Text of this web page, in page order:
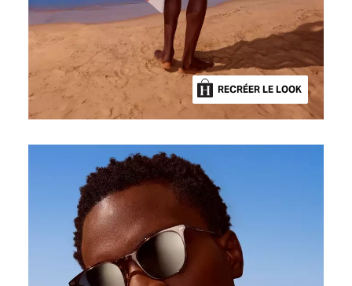
RECRÉER LE LOOK